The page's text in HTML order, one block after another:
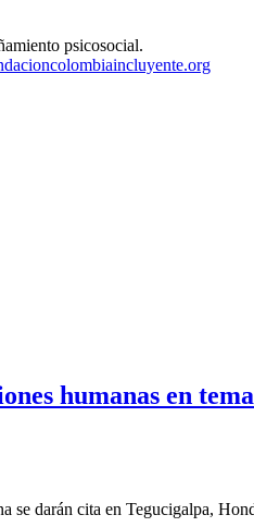
psicosocial.
humanas en
se darán cita en Tegucigalpa,